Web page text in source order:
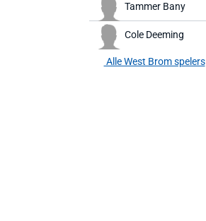
Tammer Bany
Cole Deeming
Alle West Brom spelers